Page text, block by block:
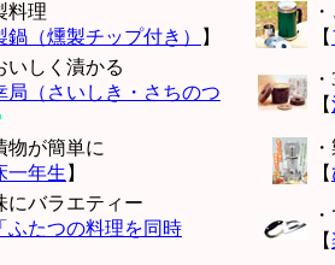
料理
鍋（燻製チップ付き） 】
【
いしく漬かる
局（さいしき・さちのつ
【
物が簡単に
一年生 】
【
にバラエティー
ふたつの料理を同時
【